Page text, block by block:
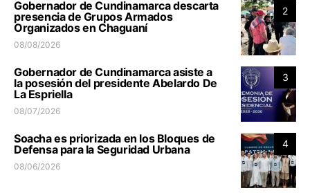
2
Gobernador de Cundinamarca descarta
presencia de Grupos Armados
Organizados en Chaguaní
08/08/2026
3
Gobernador de Cundinamarca asiste a
la posesión del presidente Abelardo De
La Espriella
08/07/2026
4
Soacha es priorizada en los Bloques de
Defensa para la Seguridad Urbana
08/06/2026